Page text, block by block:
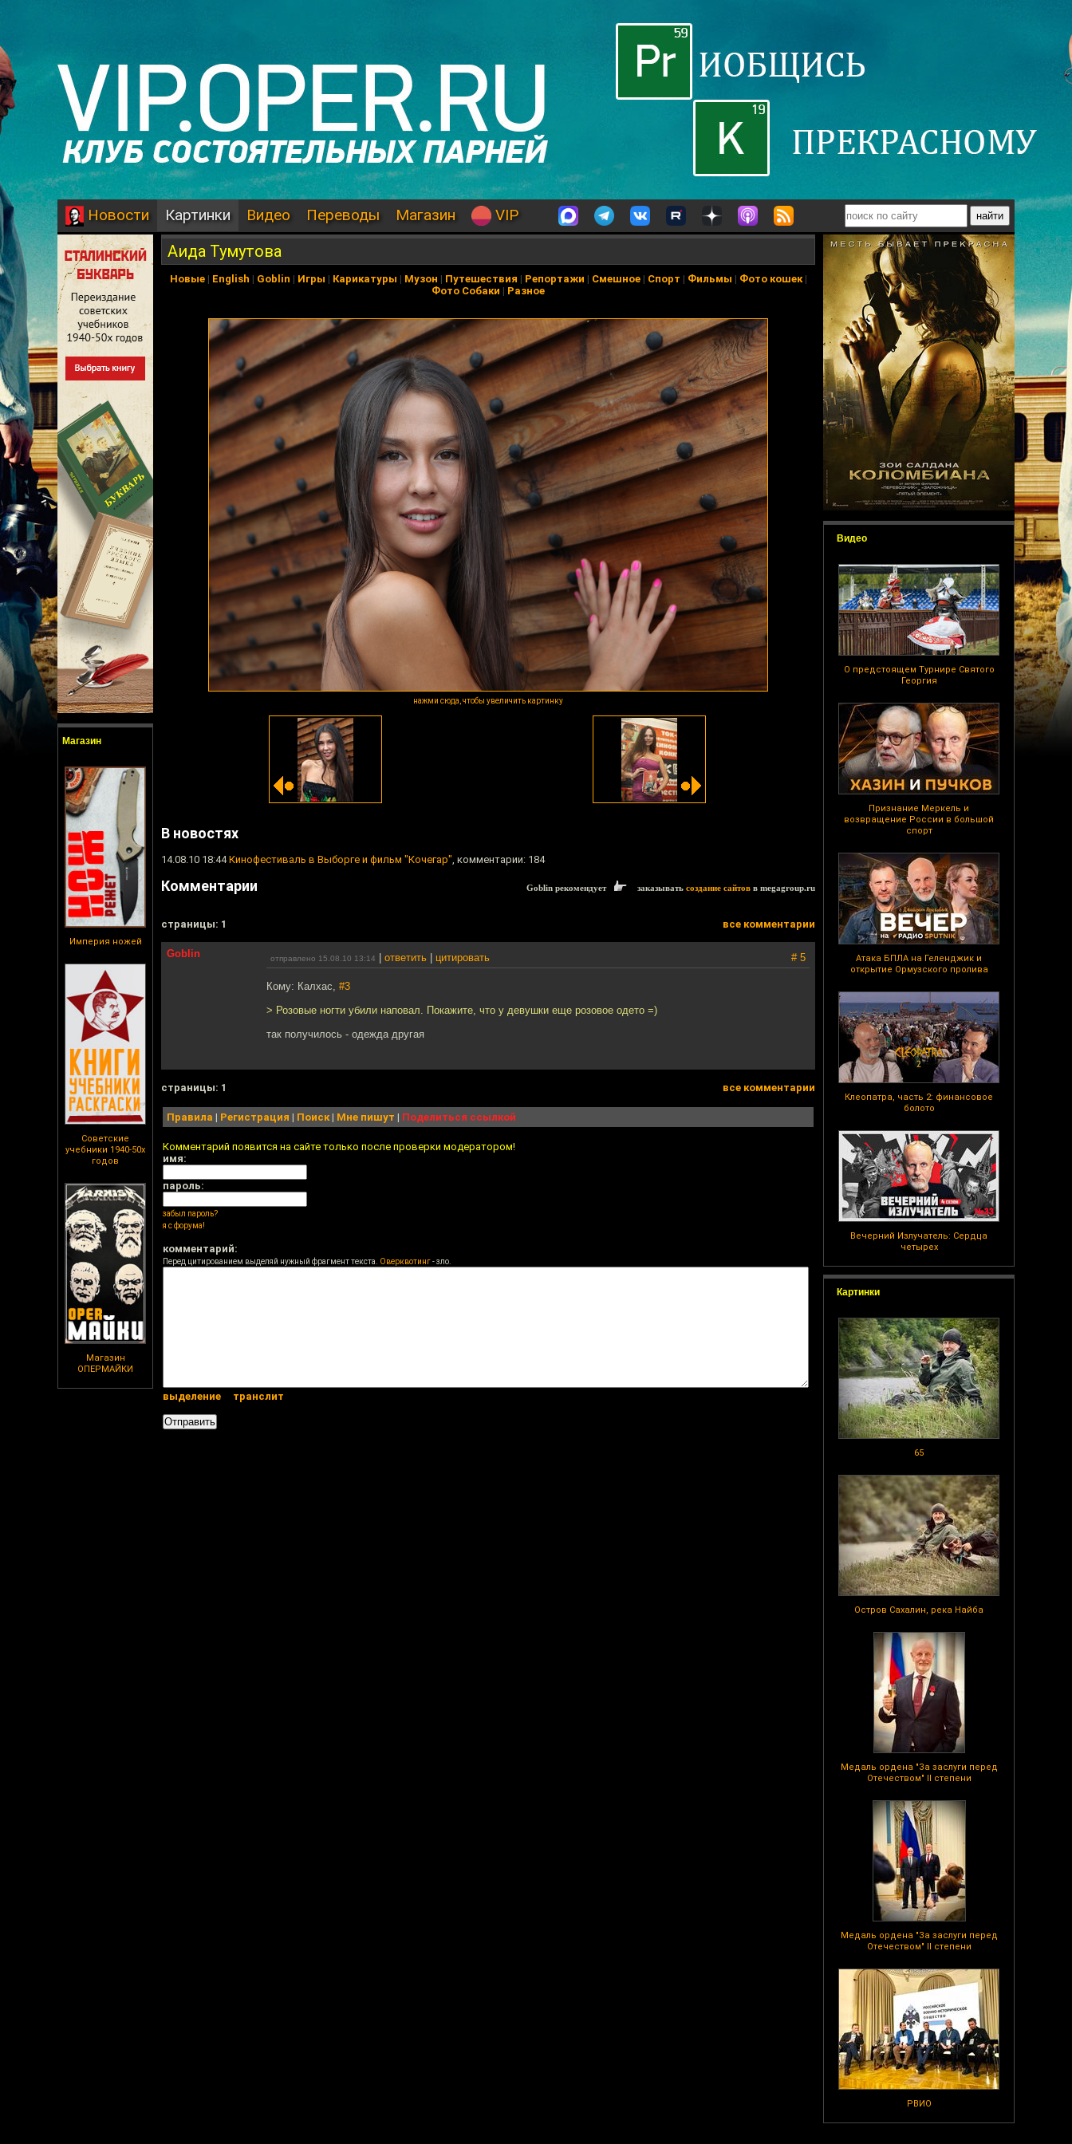
Новости Картинки Видео Переводы Магазин VIP
Магазин
Империя ножей
Советские
учебники 1940-50х
годов
Магазин
ОПЕРМАЙКИ
Видео
О предстоящем Турнире Святого
Георгия
Признание Меркель и
возвращение России в большой
спорт
Атака БПЛА на Геленджик и
открытие Ормузского пролива
Клеопатра, часть 2: финансовое
болото
Вечерний Излучатель: Сердца
четырех
Картинки
65
Остров Сахалин, река Найба
Медаль ордена "За заслуги перед
Отечеством" II степени
Медаль ордена "За заслуги перед
Отечеством" II степени
РВИО
Аида Тумутова
Новые| English | Goblin | Игры | Карикатуры | Музон | Путешествия | Репортажи | Смешное| Спорт | Фильмы | Фото кошек|
Фото Собаки | Разное
нажми сюда, чтобы увеличить картинку
В новостях
14.08.10 18:44Кинофестиваль в Выборге и фильм "Кочегар", комментарии: 184
Комментарии Goblin рекомендует заказывать создание сайтов в megagroup.ru
cтраницы: 1 все комментарии
Goblin отправлено 15.08.10 13:14 ответить цитировать # 5
Кому: Калхас, #3
> Розовые ногти убили наповал. Покажите, что у девушки еще розовое одето =)
так получилось - одежда другая
cтраницы: 1 все комментарии
Правила | Регистрация | Поиск| Мне пишут | Поделиться ссылкой
Комментарий появится на сайте только после проверки модератором!
имя:
пароль:
забыл пароль?
я с форума!
комментарий:
Перед цитированием выделяй нужный фрагмент текста. Оверквотинг- зло.
выделение транслит